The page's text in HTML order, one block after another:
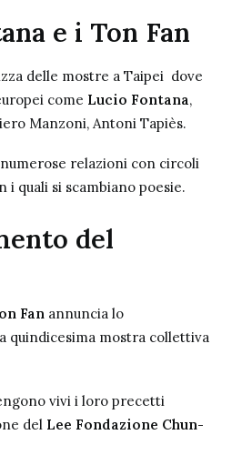
e i Ton Fan
delle mostre a Taipei dove
come Lucio Fontana,
Manzoni, Antoni Tapiès.
relazioni con circoli
i quali si scambiano poesie.
del
Fan annuncia lo
quindicesima mostra collettiva
vivi i loro precetti
del Lee Fondazione Chun-